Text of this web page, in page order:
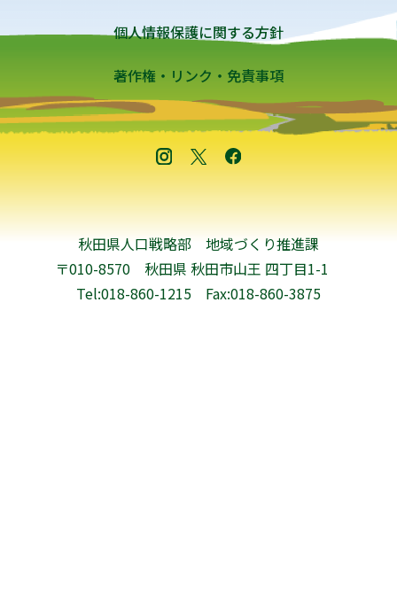
個人情報保護に関する方針
著作権・リンク・免責事項
秋田県人口戦略部 地域づくり推進課
〒010-8570 秋田県 秋田市山王 四丁目1-1
Tel:018-860-1215
Fax:018-860-3875